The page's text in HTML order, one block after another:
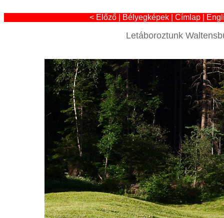
< Előző Bélyegképek Címlap
Letáboroztunk